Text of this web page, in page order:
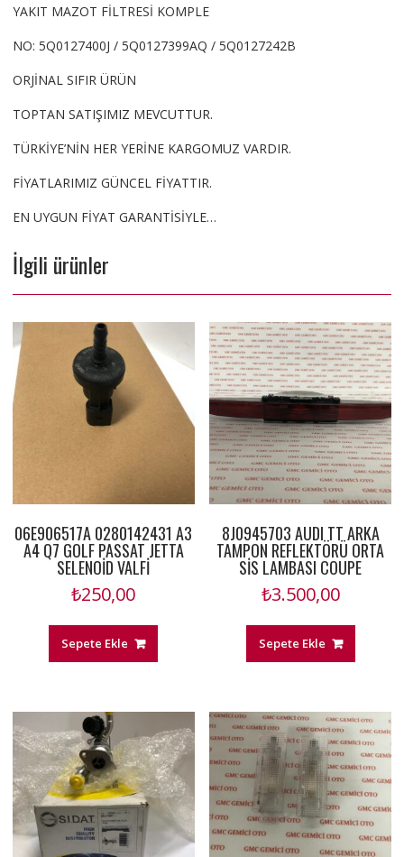
YAKIT MAZOT FİLTRESİ KOMPLE
NO: 5Q0127400J / 5Q0127399AQ / 5Q0127242B
ORJİNAL SIFIR ÜRÜN
TOPTAN SATIŞIMIZ MEVCUTTUR.
TÜRKİYE’NİN HER YERİNE KARGOMUZ VARDIR.
FİYATLARIMIZ GÜNCEL FİYATTIR.
EN UYGUN FİYAT GARANTİSİYLE…
İlgili ürünler
06E906517A 0280142431 A3
A4 Q7 GOLF PASSAT JETTA
SELENOİD VALFİ
₺250,00
Sepete Ekle
8J0945703 AUDI TT ARKA
TAMPON REFLEKTÖRÜ ORTA
SİS LAMBASI COUPE
₺3.500,00
Sepete Ekle